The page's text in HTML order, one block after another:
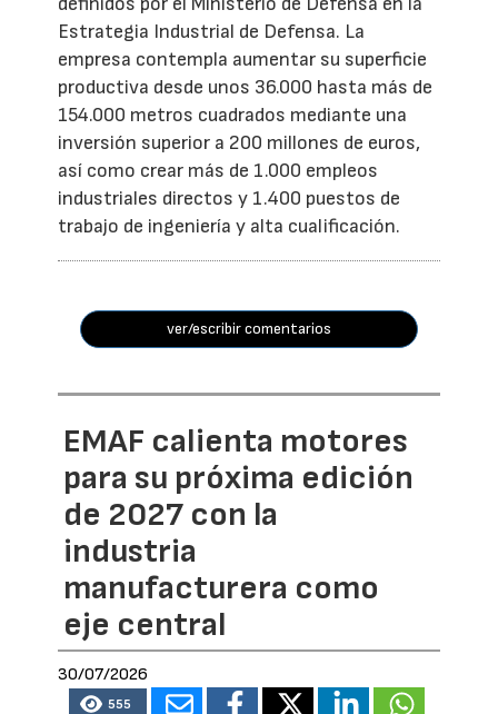
Estrategia Industrial de Defensa. La
empresa contempla aumentar su superficie
productiva desde unos 36.000 hasta más de
154.000 metros cuadrados mediante una
inversión superior a 200 millones de euros,
así como crear más de 1.000 empleos
industriales directos y 1.400 puestos de
trabajo de ingeniería y alta cualificación.
ver/escribir comentarios
EMAF calienta motores
para su próxima edición
de 2027 con la
industria
manufacturera como
eje central
30/07/2026
555